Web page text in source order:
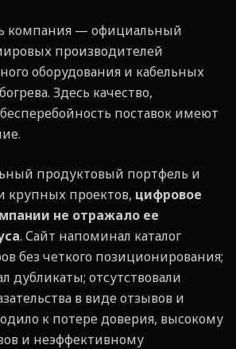
компания — официальный
производителей
оборудования и кабельных
Здесь качество,
поставок имеют
продуктовый портфель и
крупных проектов, цифровое
не отражало ее
. Сайт напоминал каталог
без четкого позиционирования;
дубликаты; отсутствовали
в виде отзывов и
к потере доверия, высокому
и неэффективному